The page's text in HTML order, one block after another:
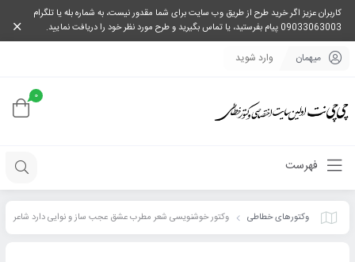
کاربران عزیز اگر خرید طرح از طریق وب سایت برای شما مقدور نیست، به شماره بله یا تلگرام
09033063003 پیام بفرستید، یا تماس بگیرید و طرح مورد نظر خود را دریافت نمایید.
میهمان وارد شوید
0
فهرست
وکتورهای خطاطی وکتور خوشنویسی شعر مطرب عشق عجب ساز و نوایی دارد شاعر